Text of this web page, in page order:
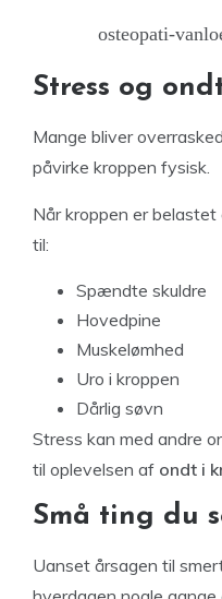
osteopati-
Stress og
Mange bliver
påvirke kroppen fysisk.
Når kroppen er
til:
Spændte skuldre
Hovedpine
Muskelømhed
Uro i kroppen
Dårlig søvn
Stress kan med andre
til oplevelsen af ondt i
Små ting du
Uanset årsagen til